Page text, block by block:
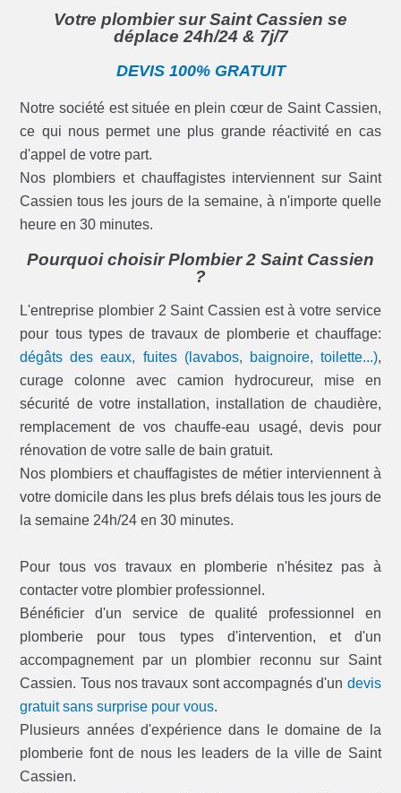
Votre plombier sur Saint Cassien se
déplace 24h/24 & 7j/7
DEVIS 100% GRATUIT
Notre société est située en plein cœur de Saint Cassien,
ce qui nous permet une plus grande réactivité en cas
d'appel de votre part.
Nos plombiers et chauffagistes interviennent sur Saint
Cassien tous les jours de la semaine, à n'importe quelle
heure en 30 minutes.
Pourquoi choisir Plombier 2 Saint Cassien
?
L'entreprise plombier 2 Saint Cassien est à votre service
pour tous types de travaux de plomberie et chauffage:
dégâts des eaux, fuites (lavabos, baignoire, toilette...),
curage colonne avec camion hydrocureur, mise en
sécurité de votre installation, installation de chaudière,
remplacement de vos chauffe-eau usagé, devis pour
rénovation de votre salle de bain gratuit.
Nos plombiers et chauffagistes de métier interviennent à
votre domicile dans les plus brefs délais tous les jours de
la semaine 24h/24 en 30 minutes.
Pour tous vos travaux en plomberie n'hésitez pas à
contacter votre plombier professionnel.
Bénéficier d'un service de qualité professionnel en
plomberie pour tous types d'intervention, et d'un
accompagnement par un plombier reconnu sur Saint
Cassien. Tous nos travaux sont accompagnés d'un devis
gratuit sans surprise pour vous.
Plusieurs années d'expérience dans le domaine de la
plomberie font de nous les leaders de la ville de Saint
Cassien.